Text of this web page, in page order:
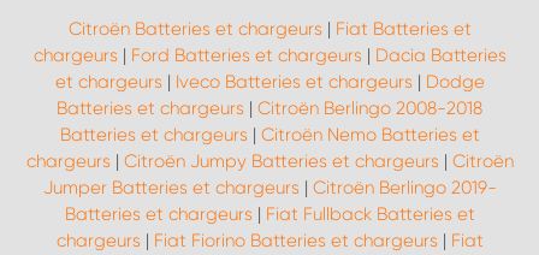
Citroën Batteries et chargeurs | Fiat Batteries et
chargeurs | Ford Batteries et chargeurs | Dacia Batteries
et chargeurs | Iveco Batteries et chargeurs | Dodge
Batteries et chargeurs | Citroën Berlingo 2008-2018
Batteries et chargeurs | Citroën Nemo Batteries et
chargeurs | Citroën Jumpy Batteries et chargeurs | Citroën
Jumper Batteries et chargeurs | Citroën Berlingo 2019-
Batteries et chargeurs | Fiat Fullback Batteries et
chargeurs | Fiat Fiorino Batteries et chargeurs | Fiat